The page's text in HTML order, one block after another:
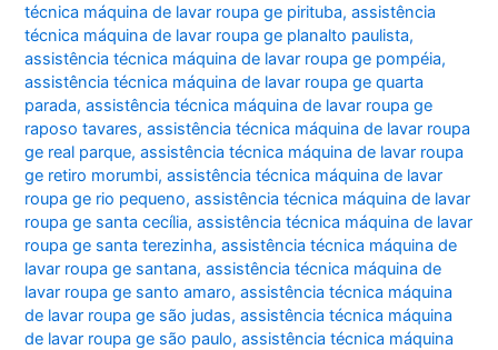
técnica máquina de lavar roupa ge pirituba,assistência
técnica máquina de lavar roupa ge planalto paulista,
assistência técnica máquina de lavar roupa ge pompéia,
assistência técnica máquina de lavar roupa ge quarta
parada,assistência técnica máquina de lavar roupa ge
raposo tavares,assistência técnica máquina de lavar roupa
ge real parque,assistência técnica máquina de lavar roupa
ge retiro morumbi,assistência técnica máquina de lavar
roupa ge rio pequeno,assistência técnica máquina de lavar
roupa ge santa cecília,assistência técnica máquina de lavar
roupa ge santa terezinha,assistência técnica máquina de
lavar roupa ge santana,assistência técnica máquina de
lavar roupa ge santo amaro,assistência técnica máquina
de lavar roupa ge são judas,assistência técnica máquina
de lavar roupa ge são paulo,assistência técnica máquina